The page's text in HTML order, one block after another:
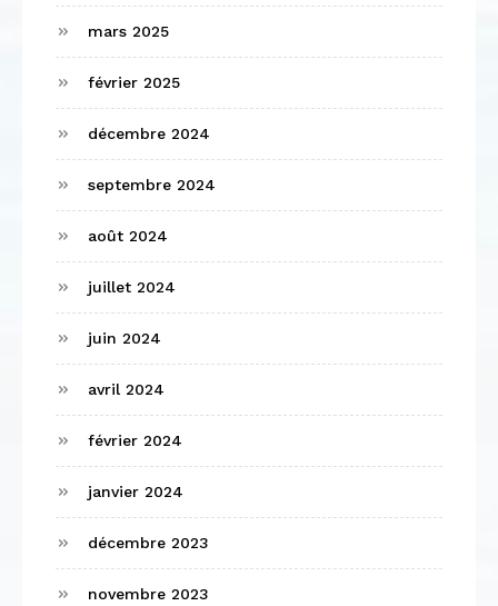
mars 2025
février 2025
décembre 2024
septembre 2024
août 2024
juillet 2024
juin 2024
avril 2024
février 2024
janvier 2024
décembre 2023
novembre 2023